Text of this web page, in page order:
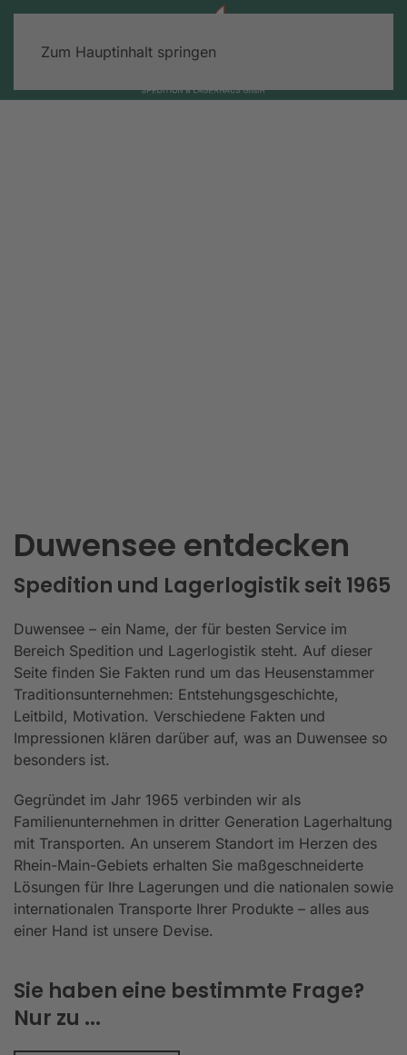
Zum Hauptinhalt springen
Duwensee entdecken
Spedition und Lagerlogistik seit 1965
Duwensee – ein Name, der für besten Service im
Bereich Spedition und Lagerlogistik steht. Auf dieser
Seite finden Sie Fakten rund um das Heusenstammer
Traditionsunternehmen: Entstehungsgeschichte,
Leitbild, Motivation. Verschiedene Fakten und
Impressionen klären darüber auf, was an Duwensee so
besonders ist.
Gegründet im Jahr 1965 verbinden wir als
Familienunternehmen in dritter Generation Lagerhaltung
mit Transporten. An unserem Standort im Herzen des
Rhein-Main-Gebiets erhalten Sie maßgeschneiderte
Lösungen für Ihre Lagerungen und die nationalen sowie
internationalen Transporte Ihrer Produkte – alles aus
einer Hand ist unsere Devise.
Sie haben eine bestimmte Frage?
Nur zu ...